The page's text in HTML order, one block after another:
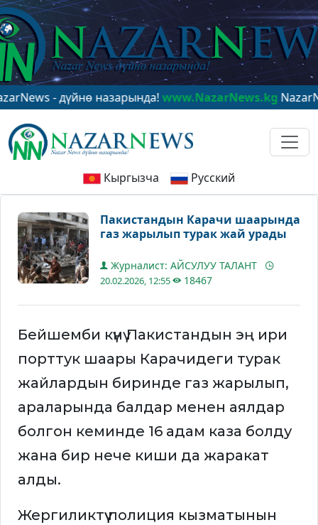
- дүйнө назарында!www.NazarNews.kgNazarNews -
Кыргызча Русский
Пакистандын Карачи шаарында
газ жарылып турак жай урады
Журналист: АЙСУЛУУ ТАЛАНТ
20.02.2026, 12:55 18467
Бейшемби күнү Пакистандын эң ири
порттук шаары Карачидеги турак
жайлардын биринде газ жарылып,
араларында балдар менен аялдар
болгон кеминде 16 адам каза болду
жана бир нече киши да жаракат
алды.
Жергиликтүү полиция кызматынын